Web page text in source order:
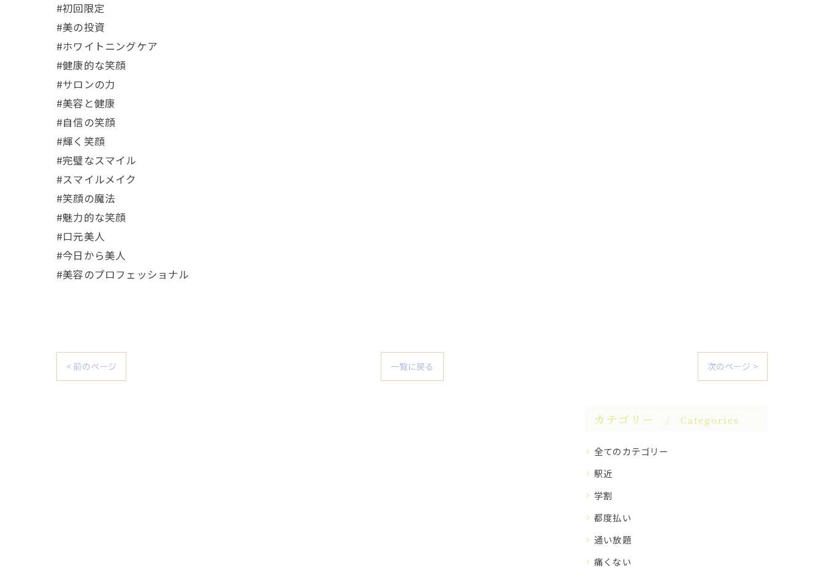
#初回限定
#美の投資
#ホワイトニングケア
#健康的な笑顔
#サロンの力
#美容と健康
#自信の笑顔
#輝く笑顔
#完璧なスマイル
#スマイルメイク
#笑顔の魔法
#魅力的な笑顔
#口元美人
#今日から美人
#美容のプロフェッショナル
< 前のページ 一覧に戻る 次のページ >
カテゴリー Categories
全てのカテゴリー
駅近
学割
都度払い
通い放題
痛くない